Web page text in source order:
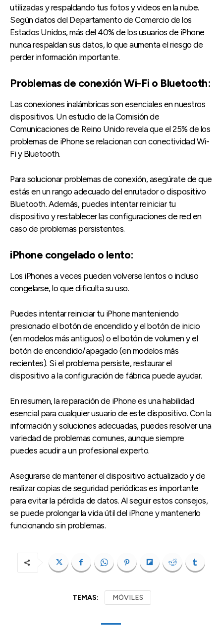
utilizadas y respaldando tus fotos y videos en la nube.
Según datos del Departamento de Comercio de los
Estados Unidos, más del 40% de los usuarios de iPhone
nunca respaldan sus datos, lo que aumenta el riesgo de
perder información importante.
Problemas de conexión Wi-Fi o Bluetooth:
Las conexiones inalámbricas son esenciales en nuestros
dispositivos. Un estudio de la Comisión de
Comunicaciones de Reino Unido revela que el 25% de los
problemas de iPhone se relacionan con conectividad Wi-
Fi y Bluetooth.
Para solucionar problemas de conexión, asegúrate de que
estás en un rango adecuado del enrutador o dispositivo
Bluetooth. Además, puedes intentar reiniciar tu
dispositivo y restablecer las configuraciones de red en
caso de problemas persistentes.
iPhone congelado o lento:
Los iPhones a veces pueden volverse lentos o incluso
congelarse, lo que dificulta su uso.
Puedes intentar reiniciar tu iPhone manteniendo
presionado el botón de encendido y el botón de inicio
(en modelos más antiguos) o el botón de volumen y el
botón de encendido/apagado (en modelos más
recientes). Si el problema persiste, restaurar el
dispositivo a la configuración de fábrica puede ayudar.
En resumen, la reparación de iPhone es una habilidad
esencial para cualquier usuario de este dispositivo. Con la
información y soluciones adecuadas, puedes resolver una
variedad de problemas comunes, aunque siempre
puedes acudir a un profesional experto.
Asegurarse de mantener el dispositivo actualizado y de
realizar copias de seguridad periódicas es importante
para evitar la pérdida de datos. Al seguir estos consejos,
se puede prolongar la vida útil del iPhone y mantenerlo
funcionando sin problemas.
TEMAS: MÓVILES